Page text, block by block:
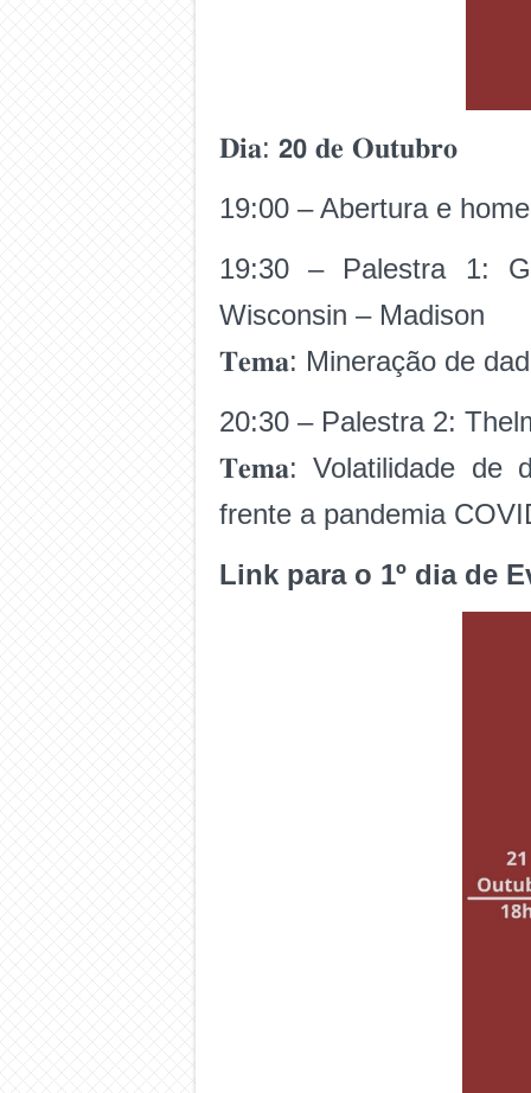
𝐃𝐢𝐚: 𝟮𝟬 𝐝𝐞 𝐎𝐮𝐭𝐮𝐛𝐫𝐨
19:00 – Abertura e
19:30 – Palestra 1:
Wisconsin – Madison
𝐓𝐞𝐦𝐚: Mineração de
20:30 – Palestra 2:
𝐓𝐞𝐦𝐚: Volatilidade de
frente a pandemia
Link para o 1º dia de